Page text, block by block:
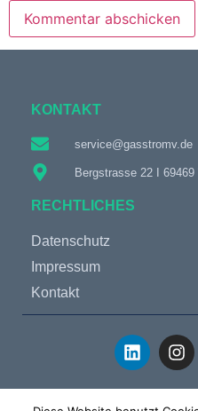
KONTAKT
service@gasstromv.de
Bergstrasse 22 I 69469
RECHTLICHES
Datenschutz
Impressum
Kontakt